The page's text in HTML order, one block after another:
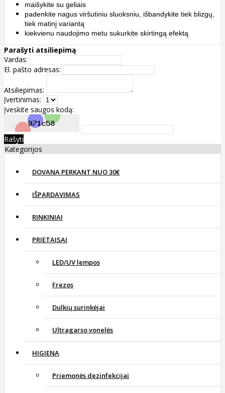
maišykite su geliais
padenkite nagus viršutiniu sluoksniu, išbandykite tiek blizgų,
tiek matinį variantą
kiekvienu naudojimo metu sukurkite skirtingą efektą
Parašyti atsiliepimą
Vardas:
El. pašto adresas:
Atsiliepimas:
Įvertinimas:
Įveskite saugos kodą:
Rašyti
Kategorijos
DOVANA PERKANT NUO 30€
IŠPARDAVIMAS
RINKINIAI
PRIETAISAI
LED/UV lempos
Frezos
Dulkių surinkėjai
Ultragarso vonelės
HIGIENA
Priemonės dezinfekcijai